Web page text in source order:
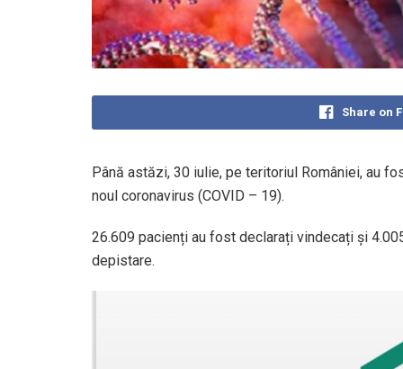
Share on
Până astăzi, 30 iulie, pe teritoriul României, au
noul coronavirus (COVID – 19).
26.609 pacienți au fost declarați vindecați și
depistare.